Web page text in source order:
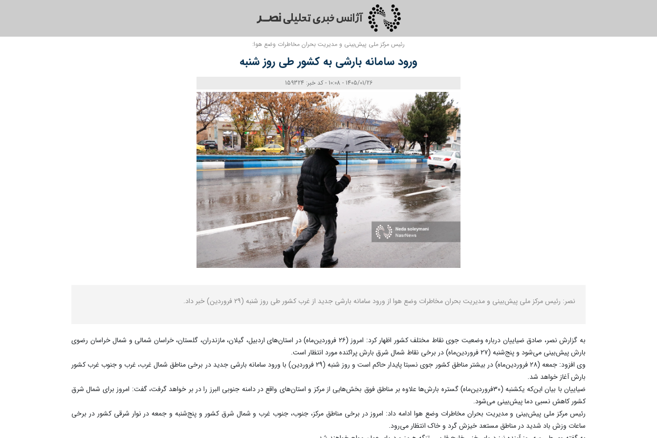
رئیس مرکز ملی پیش‌بینی و مدیریت بحران مخاطرات وضع هوا:
ورود سامانه بارشی به کشور طی روز شنبه
1405/01/26 - 10:08 - کد خبر: 159324
نصر: رئیس مرکز ملی پیش‌بینی و مدیریت بحران مخاطرات وضع هوا از ورود سامانه بارشی جدید از غرب کشور طی روز شنبه (۲۹ فروردین) خبر داد.
به گزارش نصر، صادق ضیاییان درباره وضعیت جوی نقاط مختلف کشور اظهار کرد: امروز (۲۶ فروردین‌ماه) در استان‌های اردبیل، گیلان، مازندران، گلستان، خراسان شمالی و شمال خراسان رضوی
بارش پیش‌بینی می‌شود و پنج‌شنبه (۲۷ فروردین‌ماه) در برخی نقاط شمال شرق بارش پراکنده مورد انتظار است.
وی افزود: جمعه (۲۸ فروردین‌ماه) در بیشتر مناطق کشور جوی نسبتا پایدار حاکم است و روز شنبه (۲۹ فروردین) با ورود سامانه بارشی جدید در برخی مناطق شمال غرب، غرب و جنوب غرب کشور
بارش آغاز خواهد شد.
ضیاییان با بیان این‌که یکشنبه (۳۰فروردین‌ماه) گستره بارش‌ها علاوه بر مناطق فوق بخش‌هایی از مرکز و استان‌های واقع در دامنه جنوبی البرز را در بر خواهد گرفت، گفت: امروز برای شمال شرق
کشور کاهش نسبی دما پیش‌بینی می‌شود.
رئیس مرکز ملی پیش‌بینی و مدیریت بحران مخاطرات وضع هوا ادامه داد: امروز در برخی مناطق مرکز، جنوب، جنوب غرب و شمال شرق کشور و پنج‌شنبه و جمعه در نوار شرقی کشور در برخی
ساعات وزش باد شدید در مناطق مستعد خیزش گرد و خاک انتظار می‌رود.